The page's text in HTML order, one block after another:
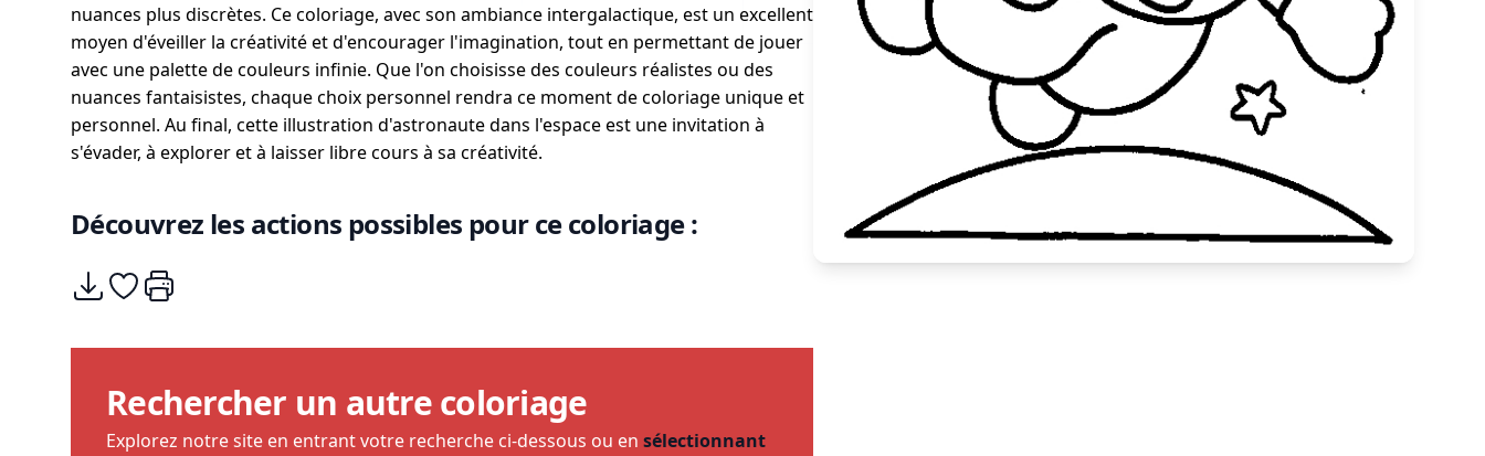
nuances plus discrètes. Ce coloriage, avec son ambiance intergalactique, est un excellent
moyen d'éveiller la créativité et d'encourager l'imagination, tout en permettant de jouer
avec une palette de couleurs infinie. Que l'on choisisse des couleurs réalistes ou des
nuances fantaisistes, chaque choix personnel rendra ce moment de coloriage unique et
personnel. Au final, cette illustration d'astronaute dans l'espace est une invitation à
s'évader, à explorer et à laisser libre cours à sa créativité.
Découvrez les actions possibles pour ce coloriage :
Télécharger
Ajouter à mes coups de coeurs
Imprimer
Rechercher un autre coloriage
Explorez notre site en entrant votre recherche ci-dessous ou en sélectionnant